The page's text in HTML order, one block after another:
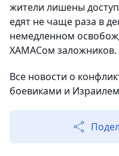
жители лишены
едят не чаще раза в
немедленном
ХАМАСом заложников.
Все новости о
боевиками и